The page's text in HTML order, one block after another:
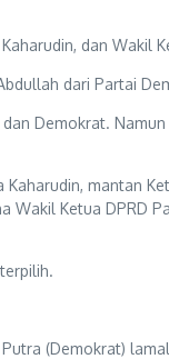
dan Wakil
dari Partai
Demokrat.
mantan
Ketua DPRD
(Demokrat)